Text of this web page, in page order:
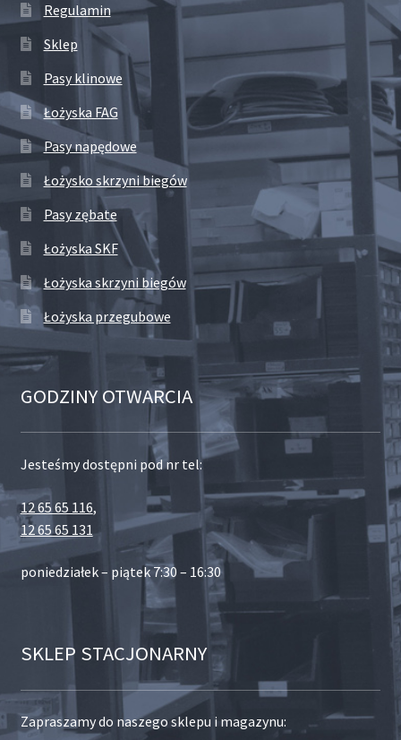
Regulamin
Sklep
Pasy klinowe
Łożyska FAG
Pasy napędowe
Łożysko skrzyni biegów
Pasy zębate
Łożyska SKF
Łożyska skrzyni biegów
Łożyska przegubowe
GODZINY OTWARCIA
Jesteśmy dostępni pod nr tel:
12 65 65 116,
12 65 65 131
poniedziałek – piątek 7:30 – 16:30
SKLEP STACJONARNY
Zapraszamy do naszego sklepu i magazynu: